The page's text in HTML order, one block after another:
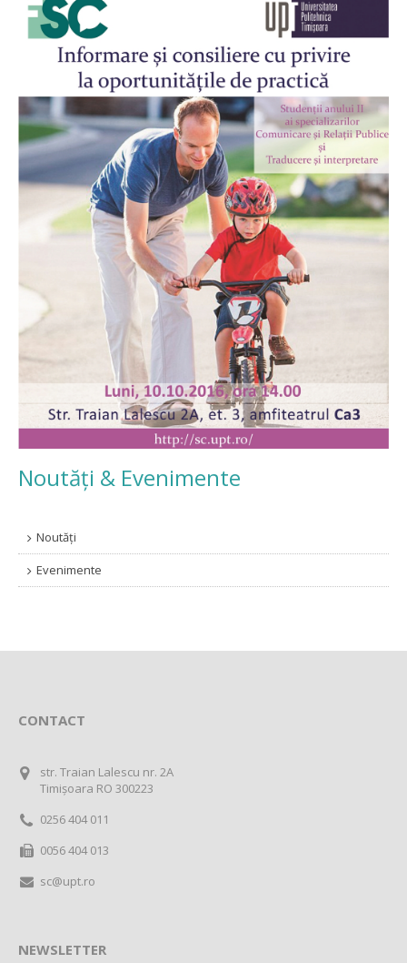
Noutăți & Evenimente
Noutăți
Evenimente
CONTACT
str. Traian Lalescu nr. 2A
Timișoara RO 300223
0256 404 011
0056 404 013
sc@upt.ro
NEWSLETTER